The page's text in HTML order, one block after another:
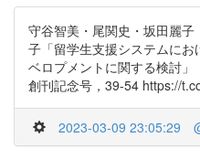
守谷智美・尾関史・坂田麗
子「留学生支援システムに
ベロプメントに関する検討」
創刊記念号，39-54 https://
2023-03-09 23:05:29